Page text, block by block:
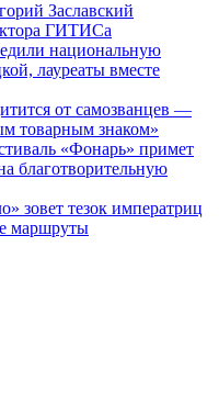
Заславский
ГИТИСа
национальную
лауреаты вместе
от самозванцев —
товарным знаком»
«Фонарь» примет
благотворительную
зовет тезок императриц
маршруты